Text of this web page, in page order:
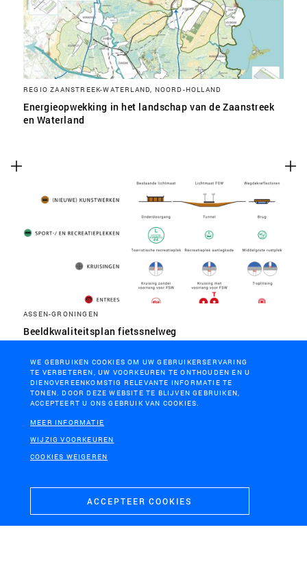
REGIO ZAANSTREEK-WATERLAND, NOORD-HOLLAND
Energieopwekking in het landschap van de Zaanstreek
en Waterland
ASSEN-GRONINGEN
Beeldkwaliteitsplan fietssnelweg
PROVINCIE NOORD-BRABANT
WE GEBRUIKEN COOKIES OM UW GEBRUIKERSERVARING
TE VERBETEREN, UW VOORKEUREN TE ONTHOUDEN EN U
DIENOVEREENKOMSTIG RELEVANTE INFORMATIE TE
TONEN. DOOR DEZE WEBSITE TE BLIJVEN GEBRUIKEN,
ACCEPTEERT U ONS GEBRUIK VAN COOKIES.
MEER INFORMATIE
WIJZIG VOORKEUREN
COOKIES WEIGEREN
ACCEPTEER COOKIES